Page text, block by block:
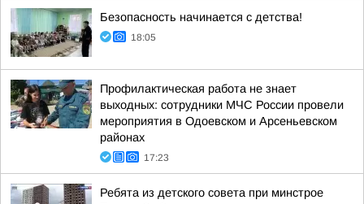
Безопасность начинается с детства!
18:05
Профилактическая работа не знает
выходных: сотрудники МЧС России провели
мероприятия в Одоевском и Арсеньевском
районах
17:23
Ребята из детского совета при минстрое